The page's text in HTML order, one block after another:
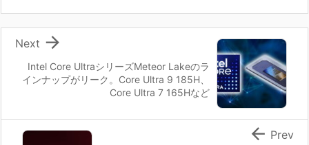
Intel Core UltraシリーズMeteor Lakeのラ
インナップがリーク。Core Ultra 9 185H、
Core Ultra 7 165Hなど

Next
 Prev